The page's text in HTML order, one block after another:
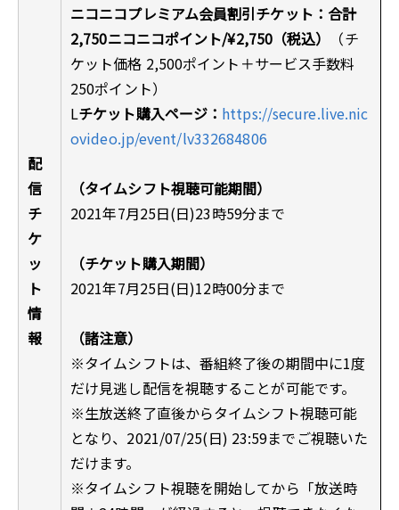
配
信
チ
ケ
ッ
ト
情
報
ニコニコプレミアム会員割引チケット：合計
2,750ニコニコポイント/¥2,750（税込）
（チ
ケット価格 2,500ポイント＋サービス手数料
250ポイント）
Lチケット購入ページ： https://secure.live.nic
ovideo.jp/event/lv332684806
（タイムシフト視聴可能期間）
2021年7月25日(日)23時59分まで
（チケット購入期間）
2021年7月25日(日)12時00分まで
（諸注意）
※タイムシフトは、番組終了後の期間中に1度
だけ見逃し配信を視聴することが可能です。
※生放送終了直後からタイムシフト視聴可能
となり、2021/07/25(日) 23:59までご視聴いた
だけます。
※タイムシフト視聴を開始してから「放送時